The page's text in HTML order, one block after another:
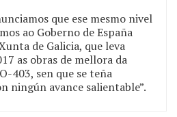
que ese mesmo nivel
ao Goberno de España
de Galicia, que leva
as obras de mellora da
403, sen que se teña
ningún avance salientable”.